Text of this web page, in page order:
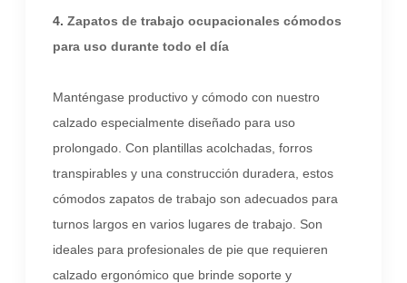
4.Zapatos de trabajo ocupacionales cómodos
para uso durante todo el día
Manténgase productivo y cómodo con nuestro
calzado especialmente diseñado para uso
prolongado. Con plantillas acolchadas, forros
transpirables y una construcción duradera, estos
cómodos zapatos de trabajo son adecuados para
turnos largos en varios lugares de trabajo. Son
ideales para profesionales de pie que requieren
calzado ergonómico que brinde soporte y